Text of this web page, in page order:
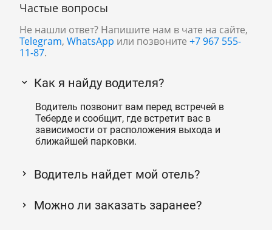
Частые вопросы
Не нашли ответ? Напишите нам в чате на сайте,
Telegram, WhatsApp или позвоните +7 967 555-
11-87.
Как я найду водителя?
Водитель позвонит вам перед встречей в
Теберде и сообщит, где встретит вас в
зависимости от расположения выхода и
ближайшей парковки.
Водитель найдет мой отель?
Можно ли заказать заранее?